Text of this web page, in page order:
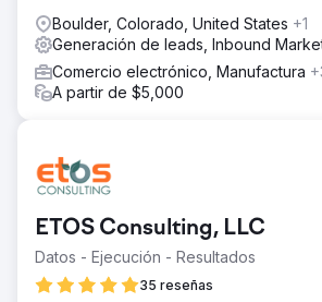
Boulder, Colorado, United States +1
Generación de leads, Inbound
Comercio electrónico, Manufactura
A partir de $5,000
ETOS Consulting, LLC
Datos - Ejecución - Resultados
35 reseñas